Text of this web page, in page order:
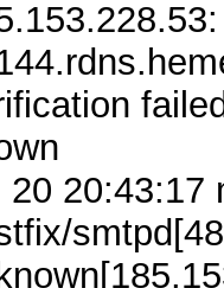
20 20:43:17